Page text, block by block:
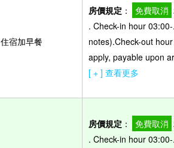
住宿加早餐
房價規定 ： 免費取消
. Check-in hour
notes).Check-out
apply, payable upon
[ + ] 查看更多
房價規定 ： 免費取消
. Check-in hour